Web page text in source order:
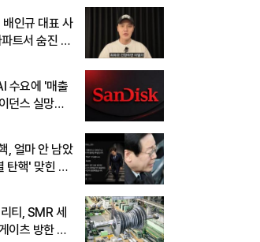
인규 대표 사
트서 숨진 채
수요에 '매출
던스 실망에
, 얼마 안 남았
탄핵' 맞힌 무
티, SMR 세
이츠 방한 기